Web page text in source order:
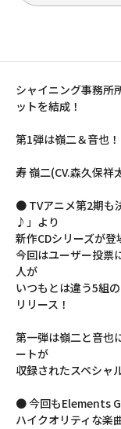
シャイニング事務所
ットを結成！
第1弾は嶺二＆音也！
寿 嶺二(CV.森久保祥
● TVアニメ第2期も
♪」より
新作CDシリーズが登
今回はユーザー投票
人が
いつもとは違う5組
リリース！
第一弾は嶺二と音也
ートが
収録されたスペシャ
● 今回もElements
ハイクオリティな楽